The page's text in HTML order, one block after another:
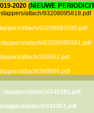
2020 (NIEUWE
attach/93208095818.pdf
attach/93208093590.pdf
attach/93208090381.pdf
attach/350851.pdf
attach/348896.pdf
attach/345191.pdf
attach/342863.pdf